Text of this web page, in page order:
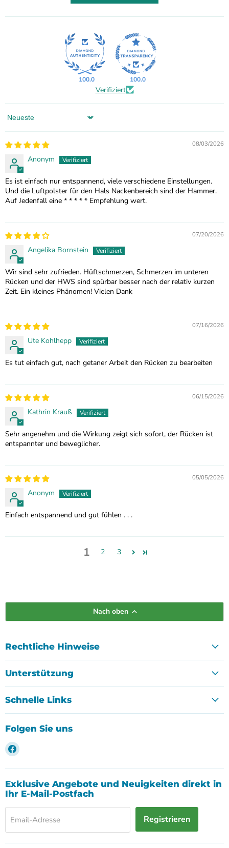
100.0 100.0
Verifiziert
Sort by
08/03/2026
Anonym
Es ist einfach nur entspannend, viele verschiedene Einstellungen.
Und die Luftpolster für den Hals Nackenbereich sind der Hammer.
Auf Jedenfall eine * * * * * Empfehlung wert.
07/20/2026
Angelika Bornstein
Wir sind sehr zufrieden. Hüftschmerzen, Schmerzen im unteren
Rücken und der HWS sind spürbar besser nach der relativ kurzen
Zeit. Ein kleines Phänomen! Vielen Dank
07/16/2026
Ute Kohlhepp
Es tut einfach gut, nach getaner Arbeit den Rücken zu bearbeiten
06/15/2026
Kathrin Krauß
Sehr angenehm und die Wirkung zeigt sich sofort, der Rücken ist
entspannter und beweglicher.
05/05/2026
Anonym
Einfach entspannend und gut fühlen . . .
1 2 3
Nach oben
Rechtliche Hinweise
Unterstützung
Schnelle Links
Folgen Sie uns
Finden
uns
auf
Facebook
Exklusive Angebote und Neuigkeiten direkt in
Ihr E-Mail-Postfach
Email-Adresse Registrieren